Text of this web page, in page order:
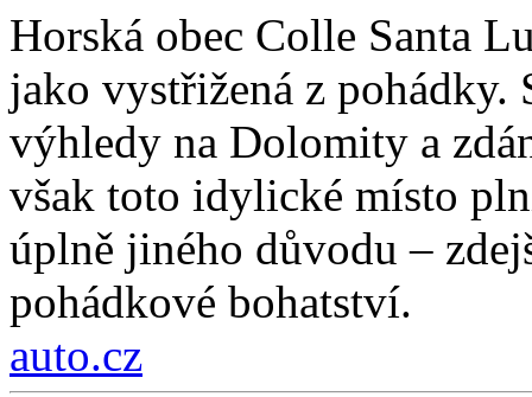
Horská obec Colle Santa
jako vystřižená z pohádky.
výhledy na Dolomity a
však toto idylické místo
úplně jiného důvodu –
pohádkové bohatství.
auto.cz